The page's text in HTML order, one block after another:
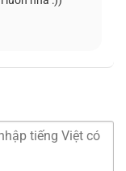
bị card đồ họa
tiến lớn so với